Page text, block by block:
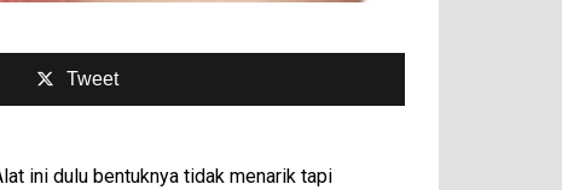
Tweet
ini dulu bentuknya tidak menarik tapi